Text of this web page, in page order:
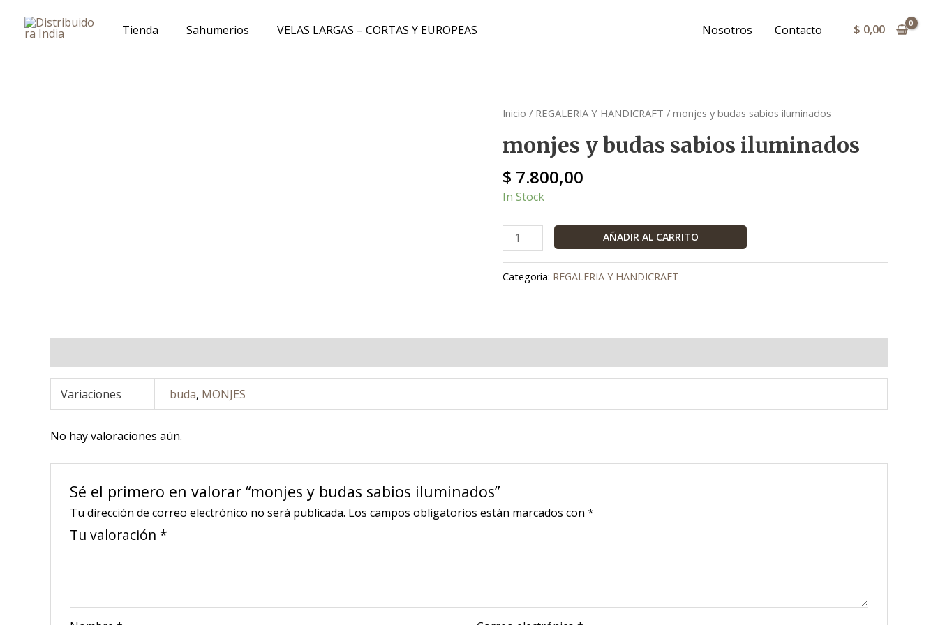
contenido
Tienda Sahumerios VELAS LARGAS – CORTAS Y EUROPEAS Nosotros Contacto $ 0,00
Inicio / REGALERIA Y HANDICRAFT / monjes y budas sabios iluminados
monjes y budas sabios iluminados
$ 7.800,00
In Stock
monjes
budas
iluminados
cantidad
AÑADIR AL CARRITO
Categoría: REGALERIA Y HANDICRAFT
Variaciones buda, MONJES
No hay valoraciones aún.
Sé el primero en valorar “monjes y budas sabios iluminados”
Tu dirección de correo electrónico no será publicada. Los campos obligatorios están marcados con *
Tu valoración *
iluminados